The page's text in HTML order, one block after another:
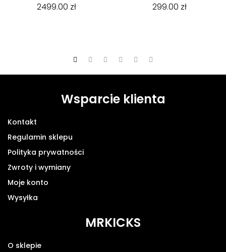
2499.00 zł 299.00 zł
Wsparcie klienta
Kontakt
Regulamin sklepu
Polityka prywatności
Zwroty i wymiany
Moje konto
Wysyłka
MRKICKS
O sklepie